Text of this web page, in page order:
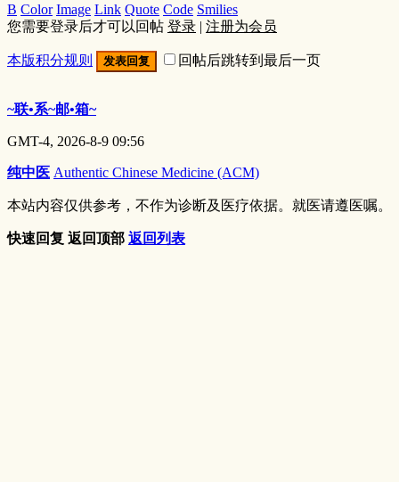
B Color Image Link Quote Code Smilies
您需要登录后才可以回帖 登录 | 注册为会员
本版积分规则 发表回复 回帖后跳转到最后一页
~联•系~邮•箱~
GMT-4, 2026-8-9 09:56
纯中医 Authentic Chinese Medicine (ACM)
本站内容仅供参考，不作为诊断及医疗依据。就医请遵医嘱。
快速回复 返回顶部 返回列表